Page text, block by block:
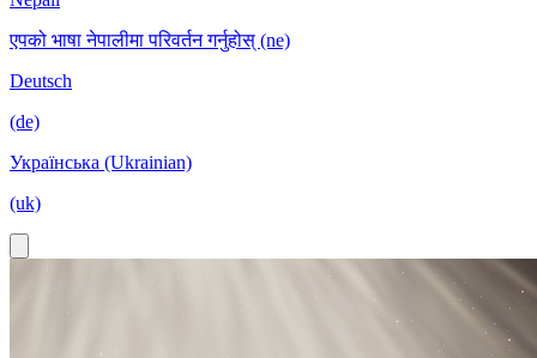
एपको भाषा नेपालीमा परिवर्तन गर्नुहोस् (ne)
Deutsch
(de)
Українська (Ukrainian)
(uk)